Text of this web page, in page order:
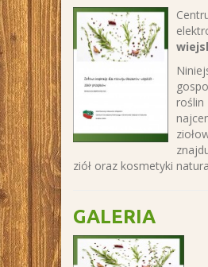
ziół oraz kosmetyki
GALERIA